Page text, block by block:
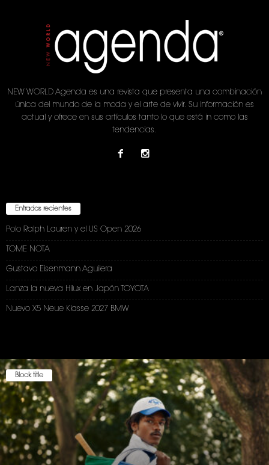
NEW WORLD Agenda es una revista que presenta una combinación
única del mundo de la moda y el arte de vivir. Su información es
actual y ofrece en sus artículos tanto lo que está in como las
tendencias.
Entradas recientes
Polo Ralph Lauren y el US Open 2026
TOME NOTA
Gustavo Eisenmann Aguilera
Lanza la nueva Hilux en Japón TOYOTA
Nuevo X5 Neue Klasse 2027 BMW
Block title